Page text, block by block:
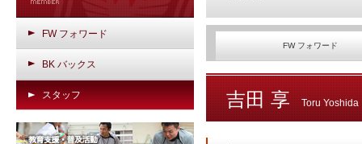
FW フォワード
BK バックス
スタッフ
FW フォワード
吉田 享 Toru Yoshida